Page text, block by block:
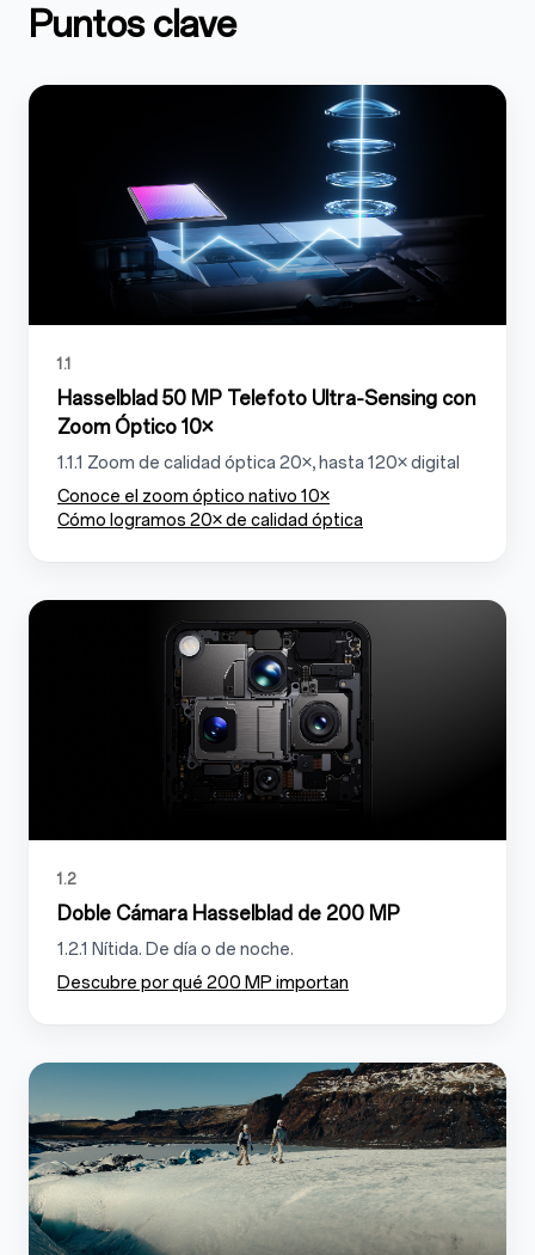
Puntos clave
1.1
Hasselblad 50 MP Telefoto Ultra‑Sensing con
Zoom Óptico 10×
1.1.1 Zoom de calidad óptica 20×, hasta 120× digital
Conoce el zoom óptico nativo 10×
Cómo logramos 20× de calidad óptica
1.2
Doble Cámara Hasselblad de 200 MP
1.2.1 Nítida. De día o de noche.
Descubre por qué 200 MP importan